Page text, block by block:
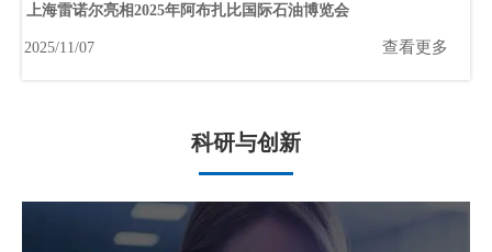
上海雷诺尔亮相2025年阿布扎比国际石油博览会
2025/11/07 查看更多
科研与创新